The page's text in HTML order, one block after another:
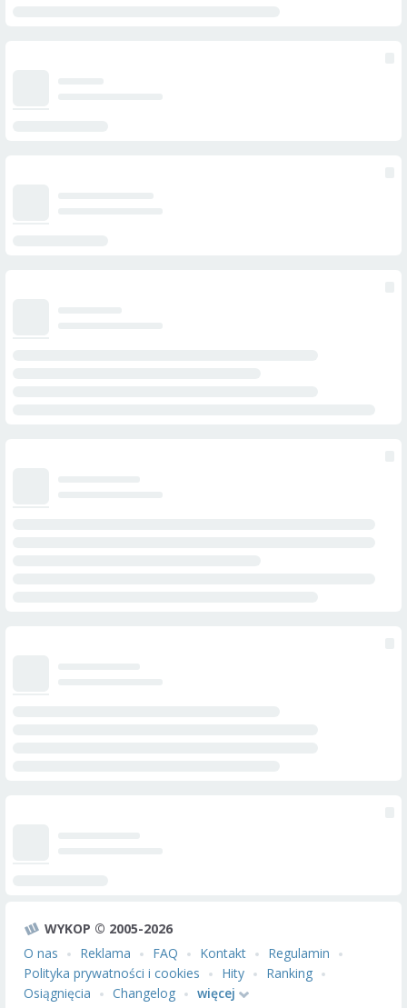
WYKOP © 2005-2026
O nas
Reklama FAQ Kontakt
Regulamin
Polityka prywatności i cookies
Hity
Ranking
Osiągnięcia
Changelog więcej